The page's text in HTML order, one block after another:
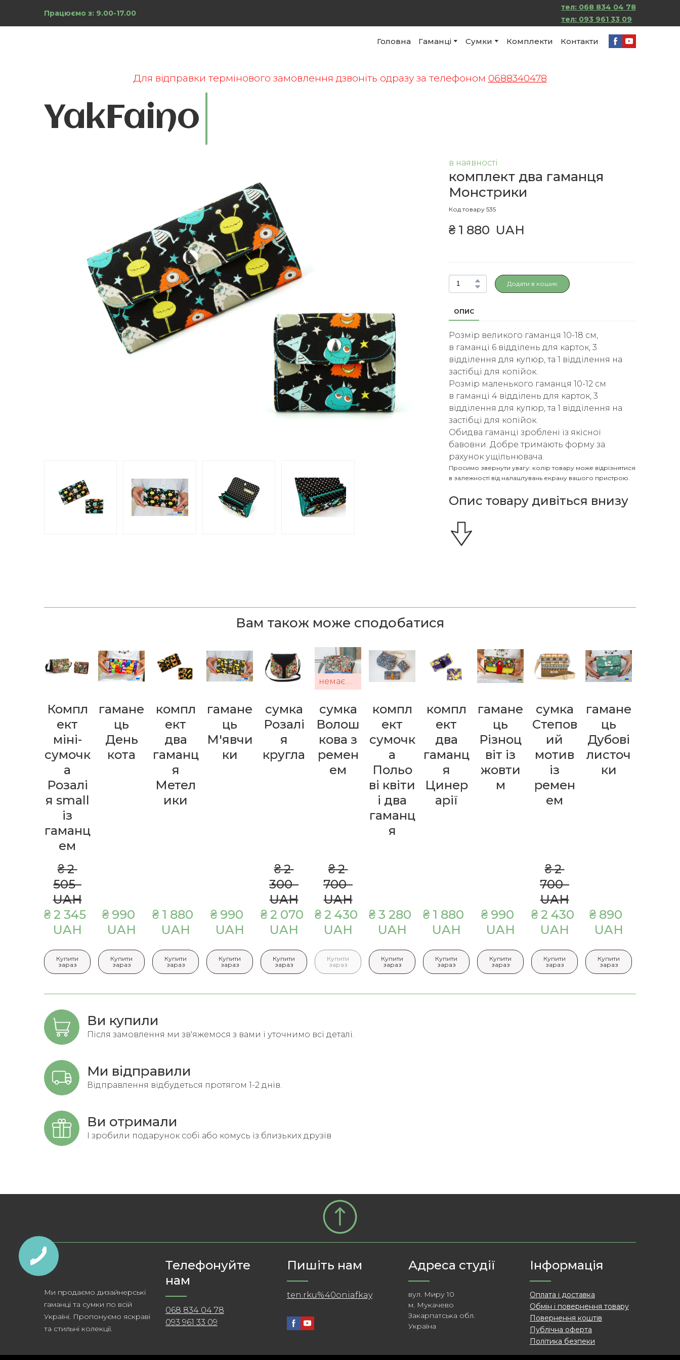
Працюємо з: 9.00-17.00
тел: 068 834 04 78
тел: 093 961 33 09
Головна Гаманці Сумки Комплекти Контакти
Для відправки термінового замовлення дзвоніть одразу за телефоном 0688340478
YakFaino
в наявності
комплект два гаманця
Монстрики
Код товару 535
₴ 1 880  UAH
Додати в кошик
ОПИС
Розмір великого гаманця 10-18 см,
в гаманці 6 відділень для карток, 3
відділення для купюр, та 1 відділення на
застібці для копійок.
Розмір маленького гаманця 10-12 см
в гаманці 4 відділень для карток, 3
відділення для купюр, та 1 відділення на
застібці для копійок.
Обидва гаманці зроблені із якісної
бавовни. Добре тримають форму за
рахунок ущільнювача.
Просимо звернути увагу: колір товару може відрізнятися
в залежності від налаштувань екрану вашого пристрою.
Опис товару дивіться внизу
Вам також може сподобатися
Компл
ект
міні-
сумочк
а
Розалі
я small
із
гаманц
ем
₴ 2
505
UAH
₴ 2 345
UAH
Купити
зараз
гамане
ць
День
кота
₴ 990
UAH
Купити
зараз
компл
ект
два
гаманц
я
Метел
ики
₴ 1 880
UAH
Купити
зараз
гамане
ць
М'явчи
ки
₴ 990
UAH
Купити
зараз
сумка
Розалі
я
кругла
₴ 2
300
UAH
₴ 2 070
UAH
Купити
зараз
сумка
Волош
кова з
ремен
ем
₴ 2
700
UAH
₴ 2 430
UAH
Купити
зараз
компл
ект
сумочк
а
Польо
ві квіти
і два
гаманц
я
₴ 3 280
UAH
Купити
зараз
компл
ект
два
гаманц
я
Цинер
арії
₴ 1 880
UAH
Купити
зараз
гамане
ць
Різноц
віт із
жовти
м
₴ 990
UAH
Купити
зараз
сумка
Степов
ий
мотив
із
ремен
ем
₴ 2
700
UAH
₴ 2 430
UAH
Купити
зараз
гамане
ць
Дубові
листоч
ки
₴ 890
UAH
Купити
зараз
Ви купили
Після замовлення ми зв'яжемося з вами і уточнимо всі деталі.
Ми відправили
Відправлення відбудеться протягом 1-2 днів.
Ви отримали
І зробили подарунок собі або комусь із близьких друзів
Ми продаємо дизайнерські
гаманці та сумки по всій
Україні. Пропонуємо яскраві
та стильні колекції.
Телефонуйте
нам
068 834 04 78
093 961 33 09
Пишіть нам
ten.rku%40oniafkay
Адреса студії
вул. Миру 10
м. Мукачево
Закарпатська обл.
Україна
Інформація
Оплата і доставка
Обмін і повернення товару
Повернення коштів
Публічна оферта
Політика безпеки